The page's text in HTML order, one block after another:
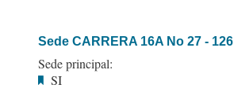
Sede CARRERA 16A No 27 - 126
Sede principal:
SI